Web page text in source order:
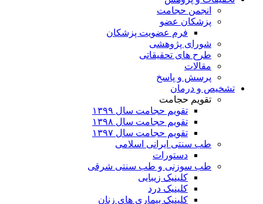
انجمن حجامت
پزشکان عضو
فرم عضویت پزشکان
شورای پژوهشی
طرح های تحقیقاتی
مقالات
پرسش و پاسخ
تشخیص و درمان
تقویم حجامت
تقویم حجامت سال ۱۳۹۹
تقویم حجامت سال ۱۳۹۸
تقویم حجامت سال ۱۳۹۷
طب سنتی ایرانی اسلامی
دستورات
طب سوزنی و طب سنتی شرقی
کلینیک زیبایی
کلینیک درد
کلینیک بیماری های زنان